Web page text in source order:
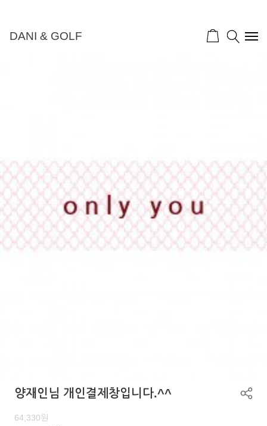
DANI & GOLF
양재인님 개인결제창입니다.^^
64,330원